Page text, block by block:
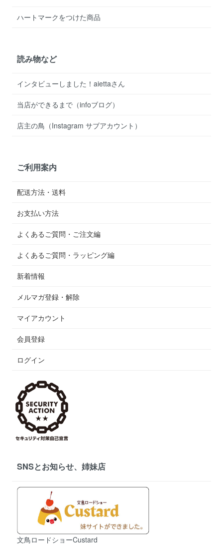
ハートマークをつけた商品
読み物など
インタビューしました！aiettaさん
当店ができるまで（infoブログ）
店主の鳥（Instagram サブアカウント）
ご利用案内
配送方法・送料
お支払い方法
よくあるご質問・ご注文編
よくあるご質問・ラッピング編
新着情報
メルマガ登録・解除
マイアカウント
会員登録
ログイン
SNSとお知らせ、姉妹店
文鳥ロードショーCustard